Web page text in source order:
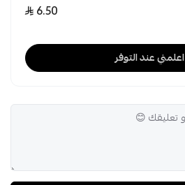
6.50
اعلمني عند التوفر